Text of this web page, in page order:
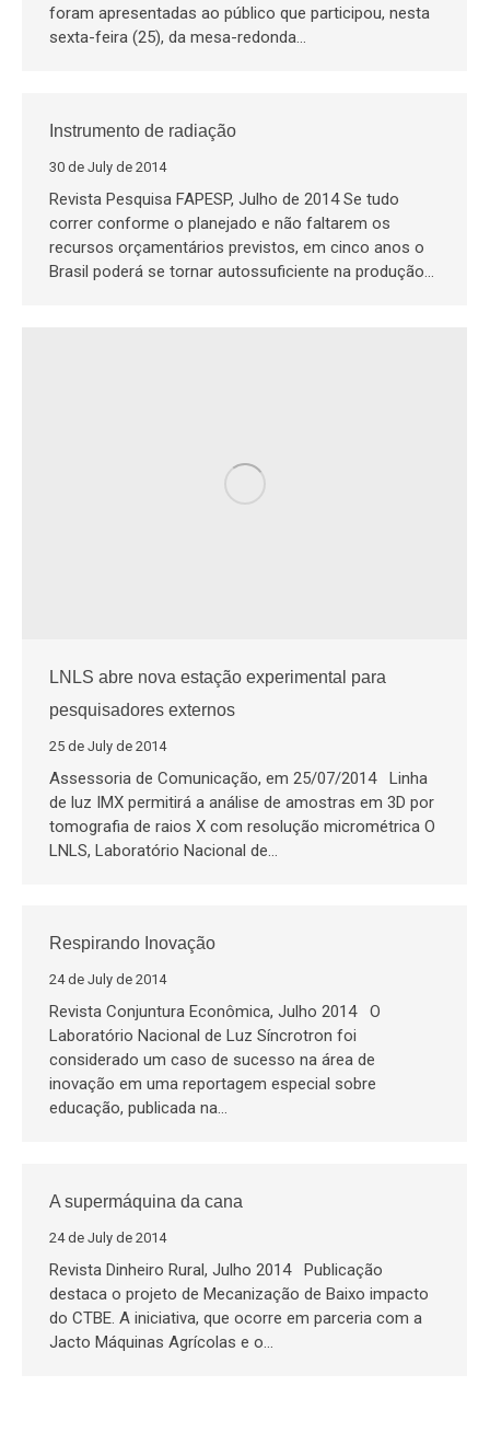
foram apresentadas ao público que participou, nesta
sexta-feira (25), da mesa-redonda…
Instrumento de radiação
30 de July de 2014
Revista Pesquisa FAPESP, Julho de 2014 Se tudo
correr conforme o planejado e não faltarem os
recursos orçamentários previstos, em cinco anos o
Brasil poderá se tornar autossuficiente na produção…
LNLS abre nova estação experimental para
pesquisadores externos
25 de July de 2014
Assessoria de Comunicação, em 25/07/2014 Linha
de luz IMX permitirá a análise de amostras em 3D por
tomografia de raios X com resolução micrométrica O
LNLS, Laboratório Nacional de…
Respirando Inovação
24 de July de 2014
Revista Conjuntura Econômica, Julho 2014 O
Laboratório Nacional de Luz Síncrotron foi
considerado um caso de sucesso na área de
inovação em uma reportagem especial sobre
educação, publicada na…
A supermáquina da cana
24 de July de 2014
Revista Dinheiro Rural, Julho 2014 Publicação
destaca o projeto de Mecanização de Baixo impacto
do CTBE. A iniciativa, que ocorre em parceria com a
Jacto Máquinas Agrícolas e o…